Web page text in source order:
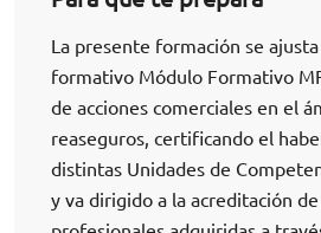
La presente formación se
formativo Módulo Formativo
de acciones comerciales en el
reaseguros, certificando el
distintas Unidades de
y va dirigido a la acreditación